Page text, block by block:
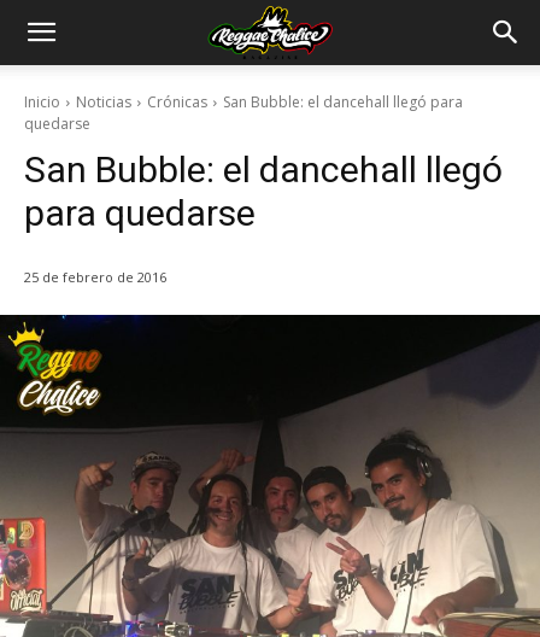
Inicio Noticias Crónicas
San Bubble: el dancehall llegó para
quedarse
San Bubble: el dancehall llegó
para quedarse
25 de febrero de 2016